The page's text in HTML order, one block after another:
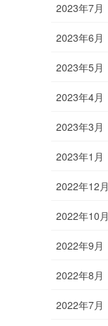
2023年7月
2023年6月
2023年5月
2023年4月
2023年3月
2023年1月
2022年12月
2022年10月
2022年9月
2022年8月
2022年7月